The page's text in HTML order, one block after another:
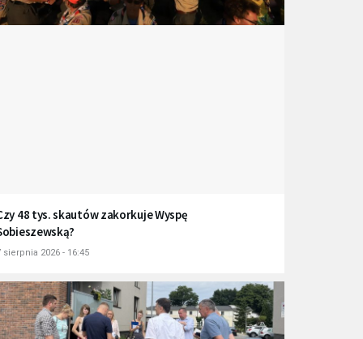
48 tys. skautów zakorkuje Wyspę
sierpnia 2026 - 16:45